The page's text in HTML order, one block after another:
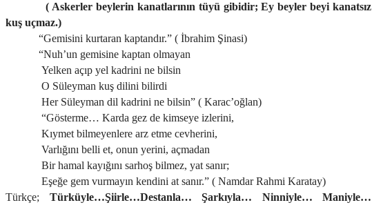
( Askerler beylerin kanatlarının tüyü gibidir; Ey beyler beyi kanatsız
kuş uçmaz.)
“Gemisini kurtaran kaptandır.” ( İbrahim Şinasi)
“Nuh’un gemisine kaptan olmayan
Yelken açıp yel kadrini ne bilsin
O Süleyman kuş dilini bilirdi
Her Süleyman dil kadrini ne bilsin” ( Karac’oğlan)
“Gösterme… Karda gez de kimseye izlerini,
Kıymet bilmeyenlere arz etme cevherini,
Varlığını belli et, onun yerini, açmadan
Bir hamal kayığını sarhoş bilmez, yat sanır;
Eşeğe gem vurmayın kendini at sanır.” ( Namdar Rahmi Karatay)
Türkçe; Türküyle…Şiirle…Destanla… Şarkıyla… Ninniyle… Maniyle…